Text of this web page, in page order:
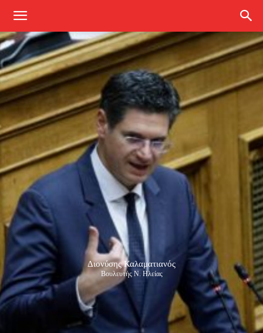
Διονύσης Καλαματιανός
Βουλευτής Ν. Ηλείας